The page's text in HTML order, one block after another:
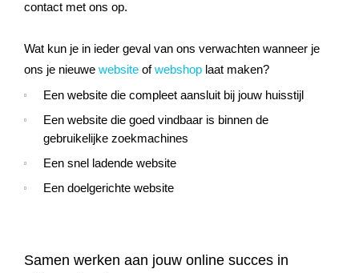
contact met ons op.
Wat kun je in ieder geval van ons verwachten wanneer je
ons je nieuwe website ofwebshop laat maken?
Een website die compleet aansluit bij jouw huisstijl
Een website die goed vindbaar is binnen de
gebruikelijke zoekmachines
Een snel ladende website
Een doelgerichte website
Samen werken aan jouw online succes in